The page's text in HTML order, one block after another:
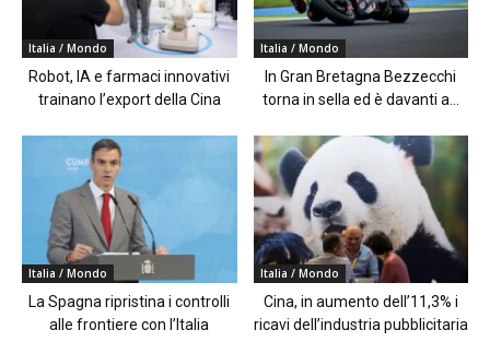
Italia / Mondo
Robot, IA e farmaci innovativi
trainano l’export della Cina
Italia / Mondo
In Gran Bretagna Bezzecchi
torna in sella ed è davanti a...
Italia / Mondo
La Spagna ripristina i controlli
alle frontiere con l’Italia
Italia / Mondo
Cina, in aumento dell’11,3% i
ricavi dell’industria pubblicitaria